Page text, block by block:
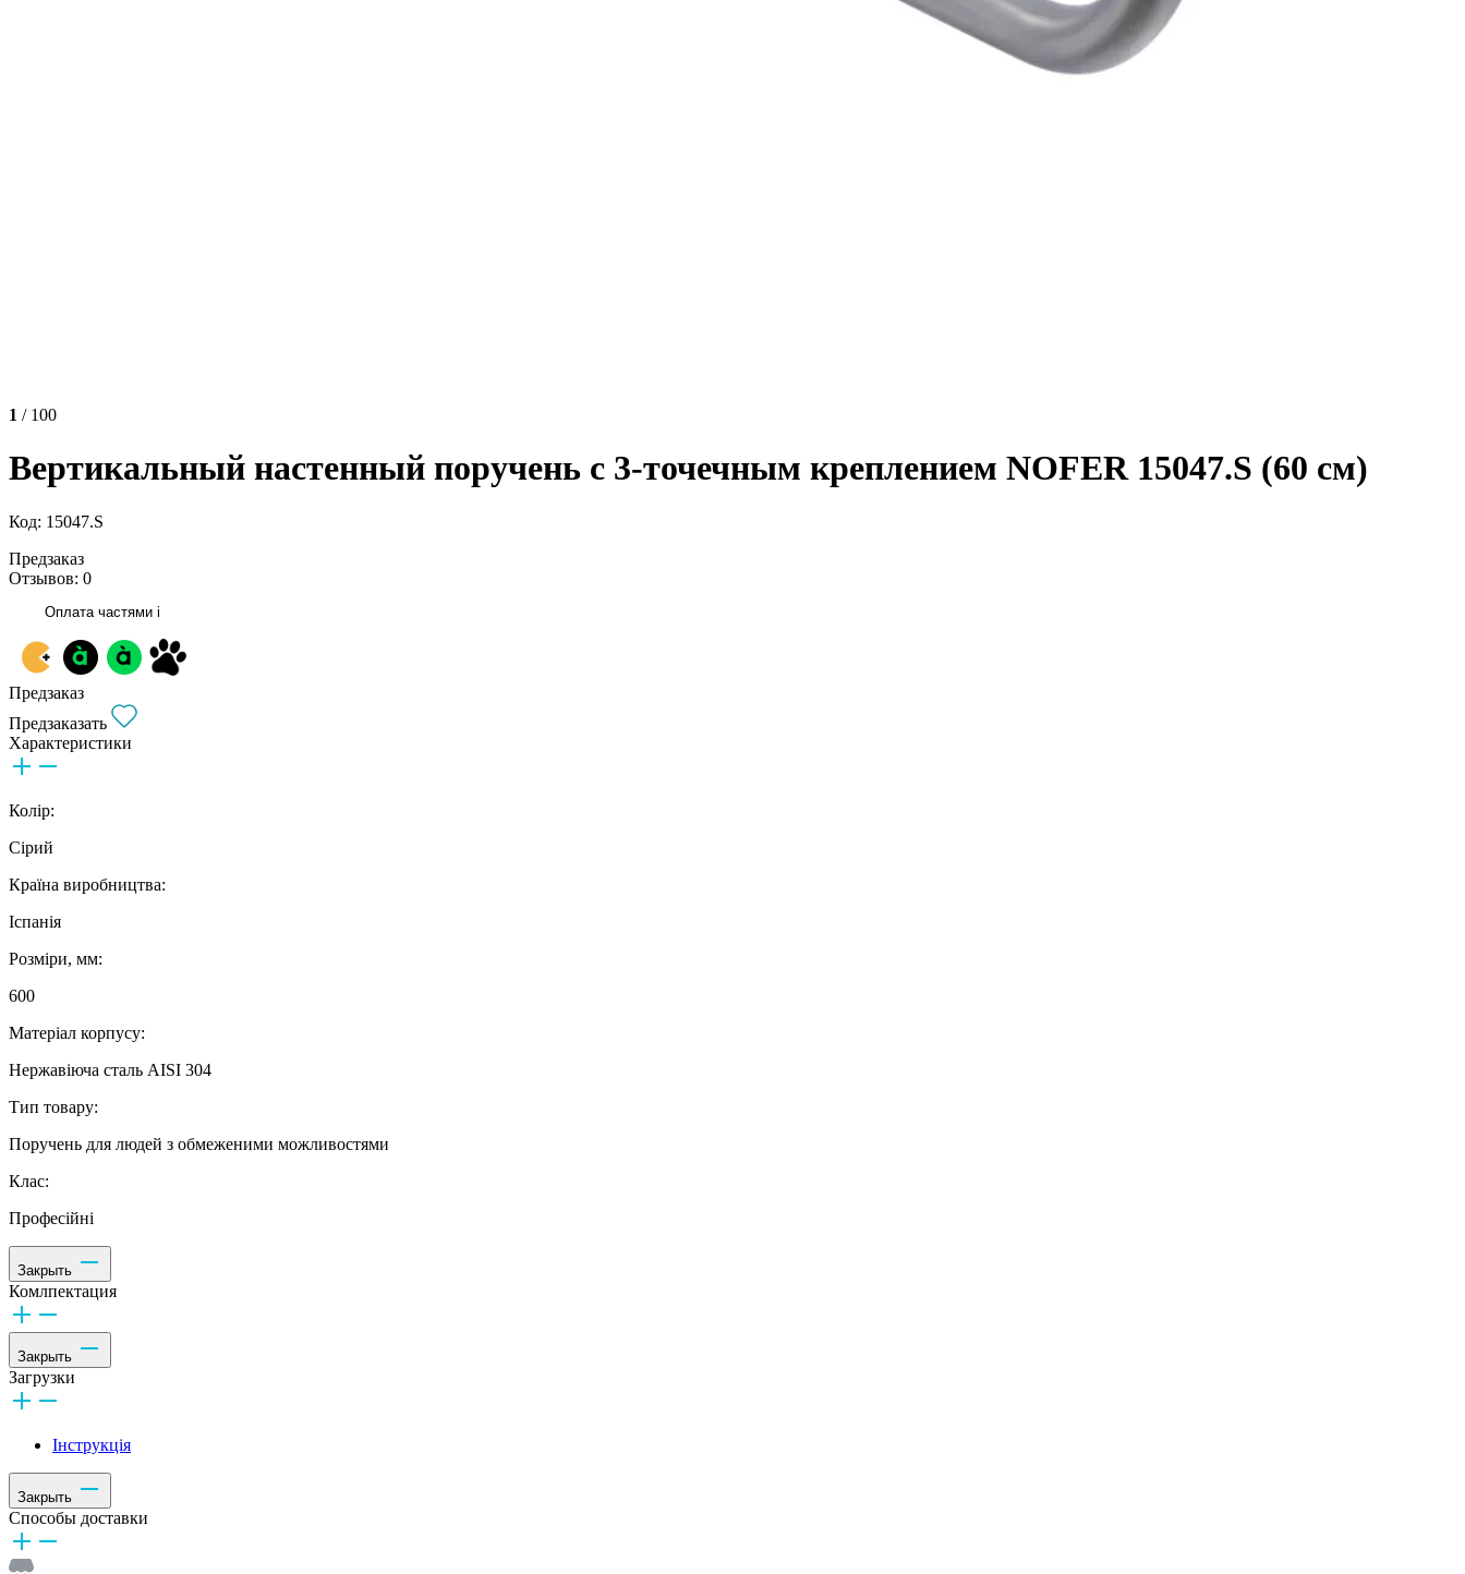
1 / 100
Вертикальный настенный поручень с 3-точечным креплением NOFER 15047.S (60 см)
Код: 15047.S
Предзаказ
Отзывов: 0
Оплата частями i
Предзаказ
Предзаказать
Характеристики
Колір:
Сірий
Країна виробництва:
Іспанія
Розміри, мм:
600
Матеріал корпусу:
Нержавіюча сталь AISI 304
Тип товару:
Поручень для людей з обмеженими можливостями
Клас:
Професійні
Закрыть
Комлпектация
Закрыть
Загрузки
Інструкція
Закрыть
Способы доставки